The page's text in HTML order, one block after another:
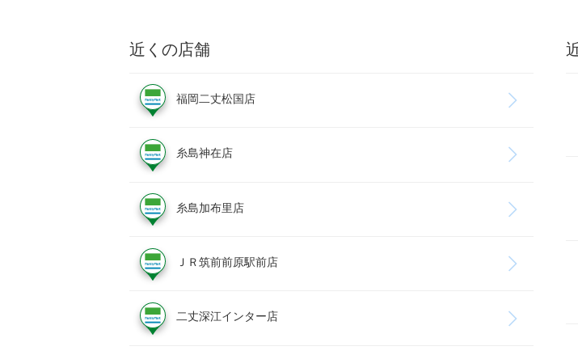
近くの店舗
福岡二丈松国店
糸島神在店
糸島加布里店
ＪＲ筑前前原駅前店
二丈深江インター店